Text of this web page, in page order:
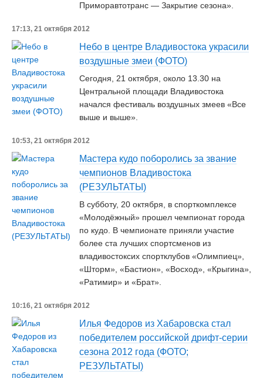
Приморавтотранс — Закрытие сезона».
17:13, 21 октября 2012
Небо в центре Владивостока украсили
воздушные змеи (ФОТО)
Сегодня, 21 октября, около 13.30 на
Центральной площади Владивостока
начался фестиваль воздушных змеев «Все
выше и выше».
10:53, 21 октября 2012
Мастера кудо поборолись за звание
чемпионов Владивостока
(РЕЗУЛЬТАТЫ)
В субботу, 20 октября, в спорткомплексе
«Молодёжный» прошел чемпионат города
по кудо. В чемпионате приняли участие
более ста лучших спортсменов из
владивостоксих спортклубов «Олимпиец»,
«Шторм», «Бастион», «Восход», «Крыгина»,
«Ратимир» и «Брат».
10:16, 21 октября 2012
Илья Федоров из Хабаровска стал
победителем российской дрифт-серии
сезона 2012 года (ФОТО;
РЕЗУЛЬТАТЫ)